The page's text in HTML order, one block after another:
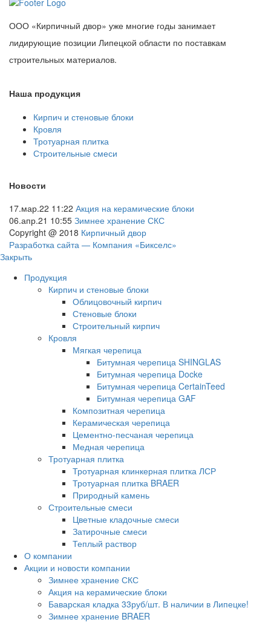
ООО «Кирпичный двор» уже многие годы занимает
лидирующие позиции Липецкой области по поставкам
строительных материалов.
Наша продукция
Кирпич и стеновые блоки
Кровля
Тротуарная плитка
Строительные смеси
Новости
17.мар.22 11:22 Акция на керамические блоки
06.апр.21 10:55 Зимнее хранение СКС
Copyright @ 2018 Кирпичный двор
Разработка сайта — Компания «Бикселс»
Закрыть
Продукция
Кирпич и стеновые блоки
Облицовочный кирпич
Стеновые блоки
Строительный кирпич
Кровля
Мягкая черепица
Битумная черепица SHINGLAS
Битумная черепица Docke
Битумная черепица CertainTeed
Битумная черепица GAF
Композитная черепица
Керамическая черепица
Цементно-песчаная черепица
Медная черепица
Тротуарная плитка
Тротуарная клинкерная плитка ЛСР
Тротуарная плитка BRAER
Природный камень
Строительные смеси
Цветные кладочные смеси
Затирочные смеси
Теплый раствор
О компании
Акции и новости компании
Зимнее хранение СКС
Акция на керамические блоки
Баварская кладка 33руб/шт. В наличии в Липецке!
Зимнее хранение BRAER